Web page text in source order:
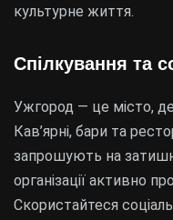
культурне життя.
Спілкування та
Ужгород — це місто,
Кав’ярні, бари та
запрошують на
організації активно
Скористайтеся